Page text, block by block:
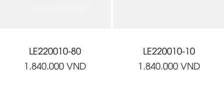
LE220010-80
1.840.000 VND
LE220010-10
1.840.000 VND